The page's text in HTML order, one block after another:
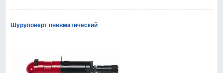
Шуруповерт пневматический